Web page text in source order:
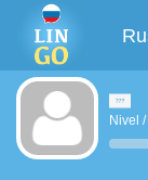
Nivel /